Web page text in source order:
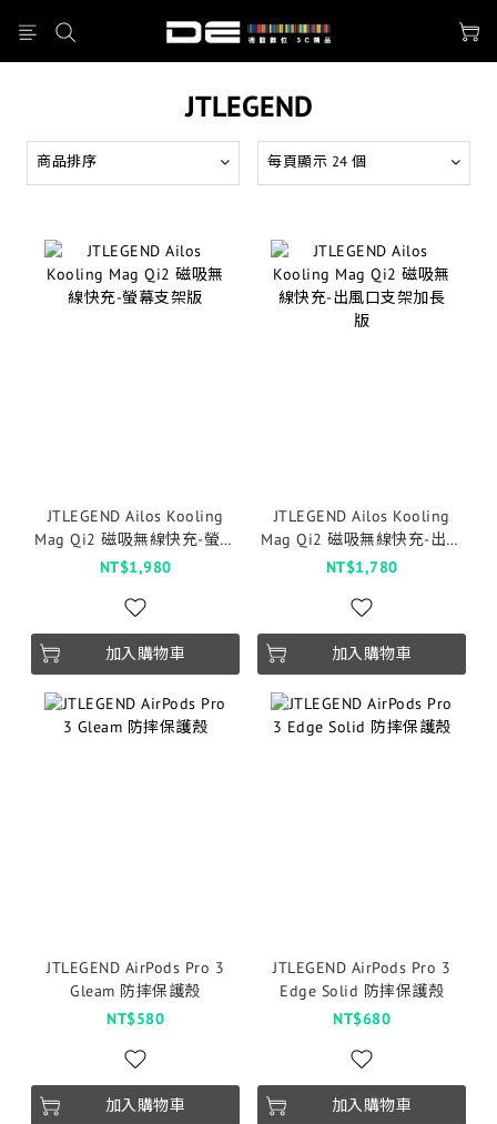
JTLEGEND
商品排序 每頁顯示 24 個
JTLEGEND Ailos Kooling
Mag Qi2 磁吸無線快充-螢幕
支架版
NT$1,980
加入購物車
JTLEGEND Ailos Kooling
Mag Qi2 磁吸無線快充-出風
口支架加長版
NT$1,780
加入購物車
JTLEGEND AirPods Pro 3
Gleam 防摔保護殼
NT$580
加入購物車
JTLEGEND AirPods Pro 3
Edge Solid 防摔保護殼
NT$680
加入購物車